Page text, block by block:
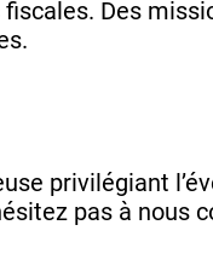
Des
privilégiant
pas à nous